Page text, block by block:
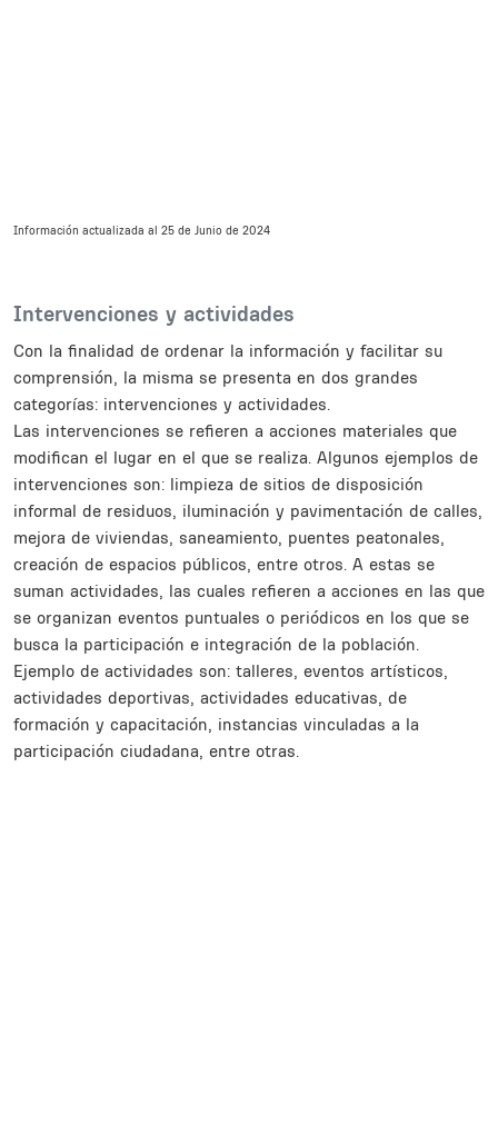
Información actualizada al 25 de Junio de 2024
Intervenciones y actividades
Con la finalidad de ordenar la información y facilitar su
comprensión, la misma se presenta en dos grandes
categorías: intervenciones y actividades.
Las intervenciones se refieren a acciones materiales que
modifican el lugar en el que se realiza. Algunos ejemplos de
intervenciones son: limpieza de sitios de disposición
informal de residuos, iluminación y pavimentación de calles,
mejora de viviendas, saneamiento, puentes peatonales,
creación de espacios públicos, entre otros. A estas se
suman actividades, las cuales refieren a acciones en las que
se organizan eventos puntuales o periódicos en los que se
busca la participación e integración de la población.
Ejemplo de actividades son: talleres, eventos artísticos,
actividades deportivas, actividades educativas, de
formación y capacitación, instancias vinculadas a la
participación ciudadana, entre otras.